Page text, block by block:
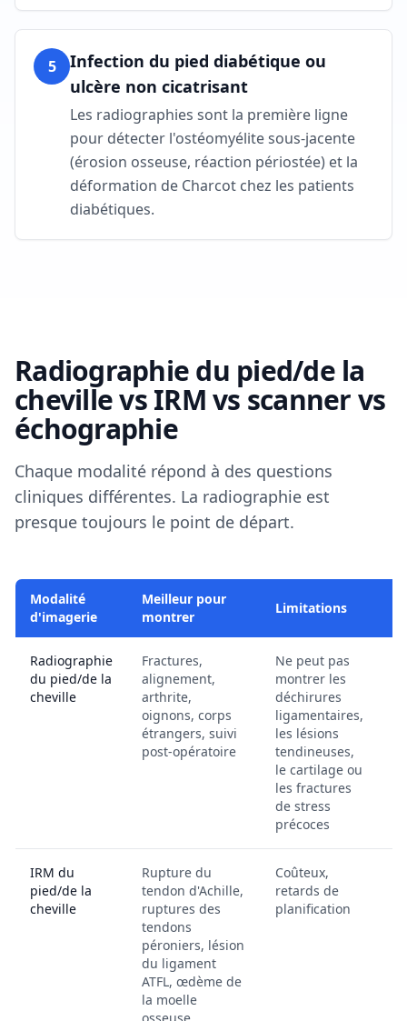
5
Infection du pied diabétique ou
ulcère non cicatrisant
Les radiographies sont la première ligne
pour détecter l'ostéomyélite sous-jacente
(érosion osseuse, réaction périostée) et la
déformation de Charcot chez les patients
diabétiques.
Radiographie du pied/de la
cheville vs IRM vs scanner vs
échographie
Chaque modalité répond à des questions
cliniques différentes. La radiographie est
presque toujours le point de départ.
Modalité
d'imagerie
Meilleur pour
montrer
Limitations
Radiographie
du pied/de la
cheville
Fractures,
alignement,
arthrite,
oignons, corps
étrangers, suivi
post-opératoire
Ne peut pas
montrer les
déchirures
ligamentaires,
les lésions
tendineuses,
le cartilage ou
les fractures
de stress
précoces
IRM du
pied/de la
cheville
Rupture du
tendon d'Achille,
ruptures des
tendons
péroniers, lésion
du ligament
ATFL, œdème de
la moelle
Coûteux,
retards de
planification